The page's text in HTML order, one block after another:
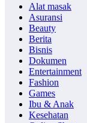
Alat masak
Asuransi
Beauty
Berita
Bisnis
Dokumen
Entertainment
Fashion
Games
Ibu & Anak
Kesehatan